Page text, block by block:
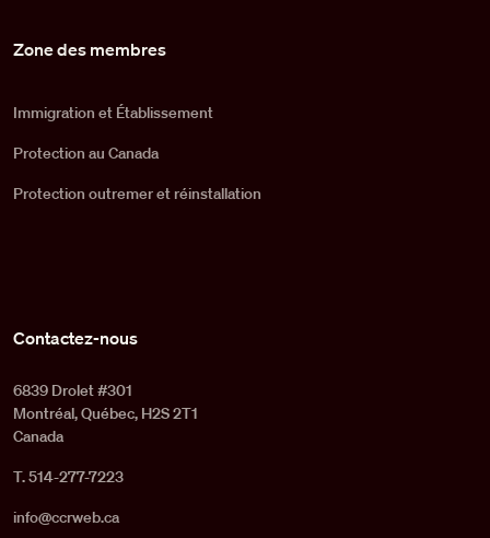
Zone des membres
Immigration et Établissement
Protection au Canada
Protection outremer et réinstallation
Contactez-nous
6839 Drolet #301
Montréal, Québec, H2S 2T1
Canada
T. 514-277-7223
info@ccrweb.ca